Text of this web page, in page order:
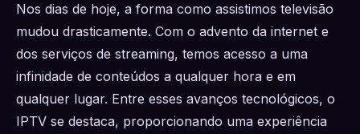
Nos dias de hoje, a forma como assistimos televisão
mudou drasticamente. Com o advento da internet e
dos serviços de streaming, temos acesso a uma
infinidade de conteúdos a qualquer hora e em
qualquer lugar. Entre esses avanços tecnológicos, o
IPTV se destaca, proporcionando uma experiência